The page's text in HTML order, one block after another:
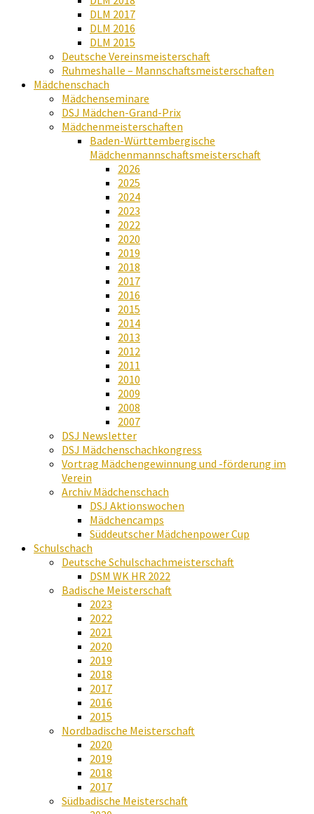
DLM 2017
DLM 2016
DLM 2015
Deutsche Vereinsmeisterschaft
Ruhmeshalle – Mannschaftsmeisterschaften
Mädchenschach
Mädchenseminare
DSJ Mädchen-Grand-Prix
Mädchenmeisterschaften
Baden-Württembergische
Mädchenmannschaftsmeisterschaft
2026
2025
2024
2023
2022
2020
2019
2018
2017
2016
2015
2014
2013
2012
2011
2010
2009
2008
2007
DSJ Newsletter
DSJ Mädchenschachkongress
Vortrag Mädchengewinnung und -förderung im
Verein
Archiv Mädchenschach
DSJ Aktionswochen
Mädchencamps
Süddeutscher Mädchenpower Cup
Schulschach
Deutsche Schulschachmeisterschaft
DSM WK HR 2022
Badische Meisterschaft
2023
2022
2021
2020
2019
2018
2017
2016
2015
Nordbadische Meisterschaft
2020
2019
2018
2017
Südbadische Meisterschaft